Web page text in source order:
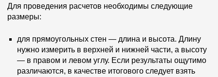
Для проведения расчетов необходимы следующие
размеры:
для прямоугольных стен — длина и высота. Длину
нужно измерить в верхней и нижней части, а высоту
— в правом и левом углу. Если результаты ощутимо
различаются, в качестве итогового следует взять